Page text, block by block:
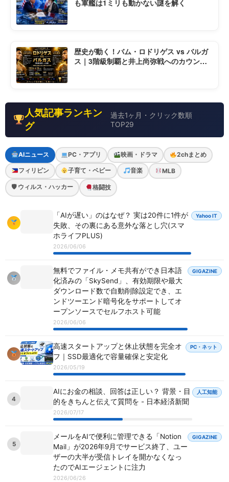
も軍艦は1ミリも動かない謎を解く
歴史が動く！バム・ロドリゲス vs バルガ
ス｜3階級制覇と井上尚弥戦へのカウント
人気記事ランキン
グ
過去1ヶ月・クリック数順
TOP29
AIニュース PC・アプリ 映画・ドラマ 2chまとめ
フィリピン 子育て・ベビー 音楽 MLB
🛡 ウィルス・ハッカー 格闘技
「AIが遅い」のはなぜ？ 実は20件に1件が
失敗、その裏にある意外な落とし穴(スマ
ホライフPLUS)
2026/06/06
Yahoo IT
無料でファイル・メモ共有ができ日本語
化済みの「SkySend」、有効期限や最大
ダウンロード数で自動削除設定でき、エ
ンドツーエンド暗号化をサポートしてオ
ープンソースでセルフホスト可能
2026/06/06
GIGAZINE
高速スタートアップと休止状態を完全オ
フ｜SSD最適化で容量確保と安定化
2026/05/19
PC・ネット
4
AIにお金の相談、回答は正しい？ 背景・目
的をきちんと伝えて質問を - 日本経済新聞
2026/07/17
人工知能
5
メールをAIで便利に管理できる「Notion
Mail」が2026年9月でサービス終了、ユー
ザーの大半が受信トレイを開かなくなっ
たのでAIエージェントに注力
2026/06/26
GIGAZINE